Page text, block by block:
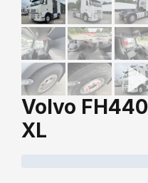
Volvo
XL